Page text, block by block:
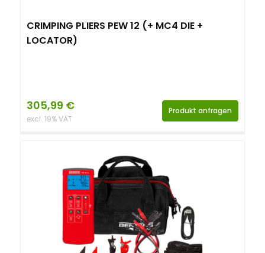
CRIMPING PLIERS PEW 12 (+ MC4 DIE +
LOCATOR)
305,99 €
excl. 19% VAT
Produkt anfragen